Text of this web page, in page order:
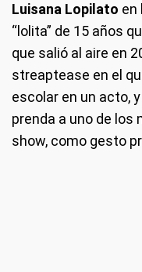
Luisana Lopilato en
“lolita” de 15 años
que salió al aire en
streaptease en el
escolar en un acto,
prenda a uno de los
show, como gesto